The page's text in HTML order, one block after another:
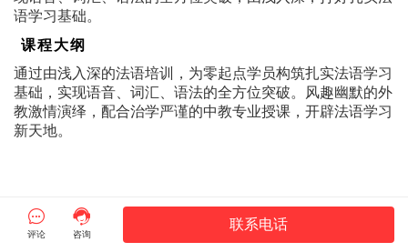
语学习基础。
课程大纲
通过由浅入深的法语培训，为零起点学员构筑扎实法语学习
基础，实现语音、词汇、语法的全方位突破。风趣幽默的外
教激情演绎，配合治学严谨的中教专业授课，开辟法语学习
新天地。

评论

咨询
联系电话